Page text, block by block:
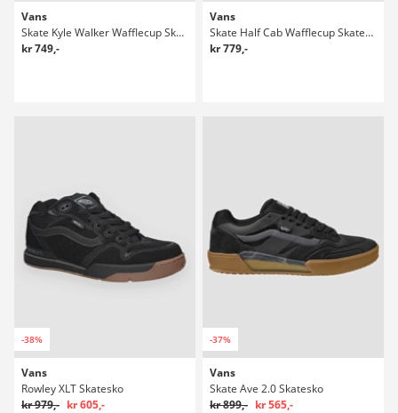
Vans
Skate Kyle Walker Wafflecup Skatesko
kr 749,-
Vans
Skate Half Cab Wafflecup Skatesko
kr 779,-
-38%
Vans
Rowley XLT Skatesko
kr 979,- kr 605,-
-37%
Vans
Skate Ave 2.0 Skatesko
kr 899,- kr 565,-